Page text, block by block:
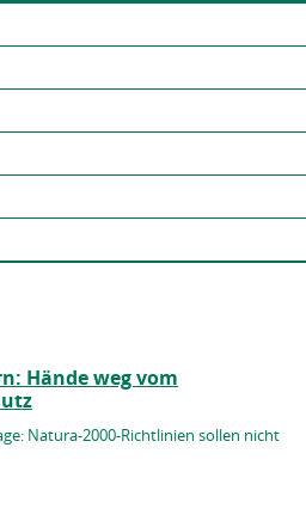
Hände weg vom
Natura-2000-Richtlinien sollen nicht